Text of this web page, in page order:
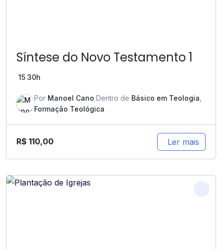
Síntese do Novo Testamento 1
15 30h
Por Manoel Cano Dentro de Básico em Teologia
Formação Teológica
R$ 110,00 Ler mais